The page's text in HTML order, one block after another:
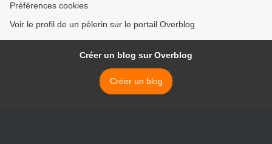
Préférences cookies
Voir le profil de un pèlerin sur le portail Overblog
Créer un blog sur Overblog
Créer un blog